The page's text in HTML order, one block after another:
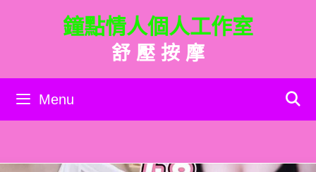
內
鐘點情人個人工作室
舒 壓 按 摩
Menu